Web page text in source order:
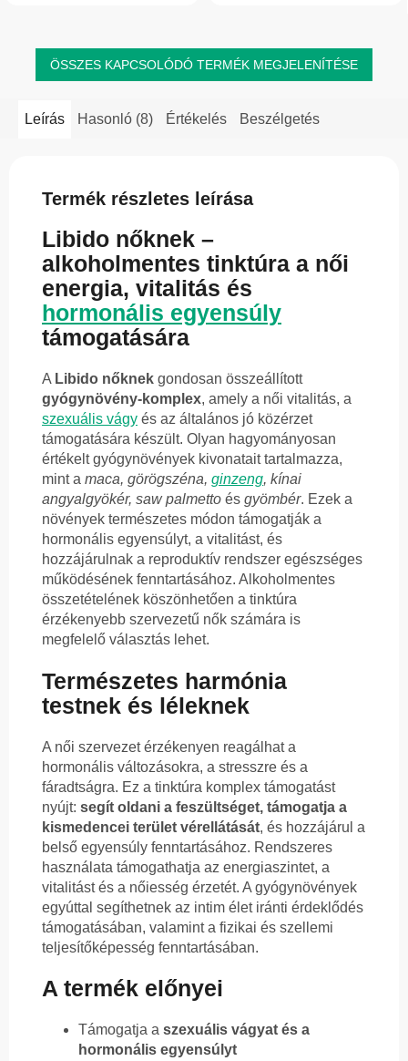
ÖSSZES KAPCSOLÓDÓ TERMÉK MEGJELENÍTÉSE
Leírás Hasonló (8) Értékelés Beszélgetés
Termék részletes leírása
Libido nőknek –
alkoholmentes tinktúra a női
energia, vitalitás és
hormonális egyensúly
támogatására
A Libido nőknek gondosan összeállított
gyógynövény-komplex, amely a női vitalitás, a
szexuális vágy és az általános jó közérzet
támogatására készült. Olyan hagyományosan
értékelt gyógynövények kivonatait tartalmazza,
mint a maca, görögszéna, ginzeng, kínai
angyalgyökér, saw palmetto és gyömbér. Ezek a
növények természetes módon támogatják a
hormonális egyensúlyt, a vitalitást, és
hozzájárulnak a reproduktív rendszer egészséges
működésének fenntartásához. Alkoholmentes
összetételének köszönhetően a tinktúra
érzékenyebb szervezetű nők számára is
megfelelő választás lehet.
Természetes harmónia
testnek és léleknek
A női szervezet érzékenyen reagálhat a
hormonális változásokra, a stresszre és a
fáradtságra. Ez a tinktúra komplex támogatást
nyújt: segít oldani a feszültséget, támogatja a
kismedencei terület vérellátását, és hozzájárul a
belső egyensúly fenntartásához. Rendszeres
használata támogathatja az energiaszintet, a
vitalitást és a nőiesség érzetét. A gyógynövények
egyúttal segíthetnek az intim élet iránti érdeklődés
támogatásában, valamint a fizikai és szellemi
teljesítőképesség fenntartásában.
A termék előnyei
Támogatja a szexuális vágyat és a
hormonális egyensúlyt